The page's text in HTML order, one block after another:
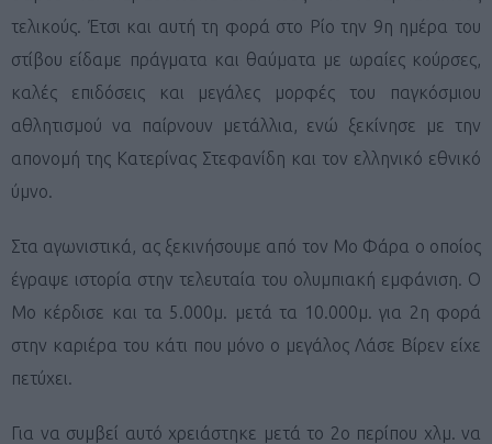
τελικούς. Έτσι και αυτή τη φορά στο Ρίο την 9η ημέρα του
στίβου είδαμε πράγματα και θαύματα με ωραίες κούρσες,
καλές επιδόσεις και μεγάλες μορφές του παγκόσμιου
αθλητισμού να παίρνουν μετάλλια, ενώ ξεκίνησε με την
απονομή της Κατερίνας Στεφανίδη και τον ελληνικό εθνικό
ύμνο.
Στα αγωνιστικά, ας ξεκινήσουμε από τον Μο Φάρα ο οποίος
έγραψε ιστορία στην τελευταία του ολυμπιακή εμφάνιση. Ο
Μο κέρδισε και τα 5.000μ. μετά τα 10.000μ. για 2η φορά
στην καριέρα του κάτι που μόνο ο μεγάλος Λάσε Βίρεν είχε
πετύχει.
Για να συμβεί αυτό χρειάστηκε μετά το 2ο περίπου χλμ. να